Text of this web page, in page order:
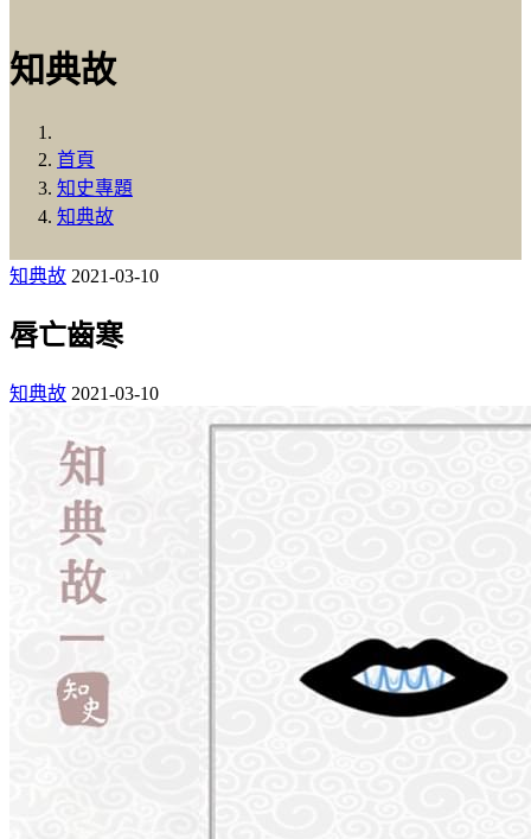
知典故
首頁
知史專題
知典故
知典故 2021-03-10
唇亡齒寒
知典故 2021-03-10